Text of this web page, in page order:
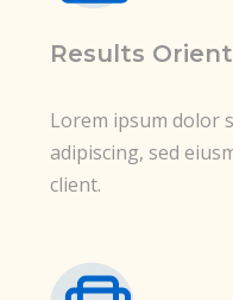
Results
Lorem ipsum dolor
adipiscing, sed
client.